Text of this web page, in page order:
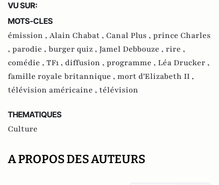
VU SUR:
MOTS-CLES
émission , Alain Chabat , Canal Plus , prince Charles
, parodie , burger quiz , Jamel Debbouze , rire ,
comédie , TF1 , diffusion , programme , Léa Drucker ,
famille royale britannique , mort d'Elizabeth II ,
télévision américaine , télévision
THEMATIQUES
Culture
A PROPOS DES AUTEURS